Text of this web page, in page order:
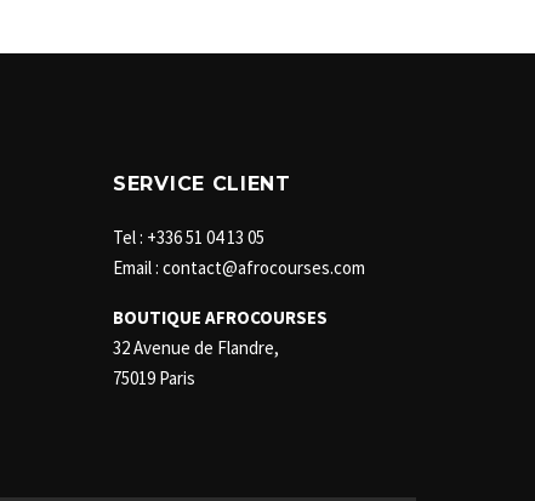
SERVICE CLIENT
Tel : +336 51 04 13 05
Email : contact@afrocourses.com
BOUTIQUE AFROCOURSES
32 Avenue de Flandre,
75019 Paris